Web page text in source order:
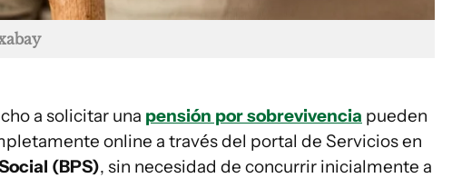
a solicitar una pensión por sobrevivencia pueden
online a través del portal de Servicios en
(BPS), sin necesidad de concurrir inicialmente a